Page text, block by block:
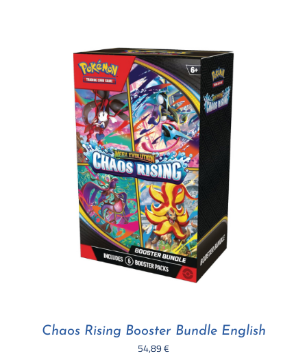
Chaos Rising Booster Bundle English
54,89€